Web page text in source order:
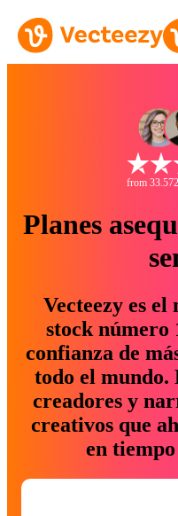
from
Planes
Vecteezy es el
stock número
confianza de
todo el mundo.
creadores y
creativos que
en